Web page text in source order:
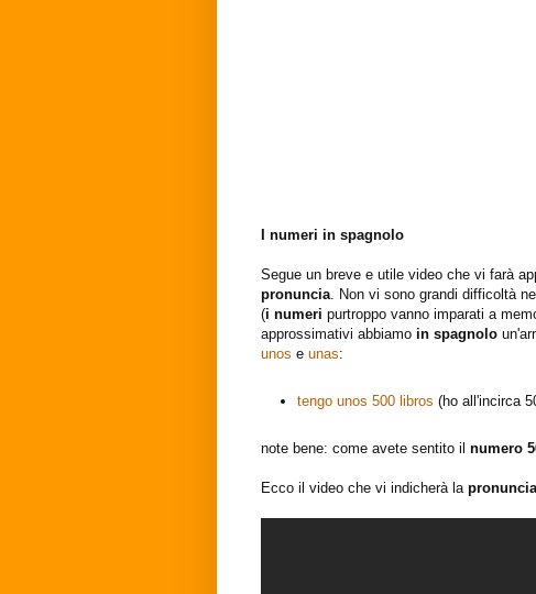
I numeri in spagnolo
Segue un breve e utile video che vi farà
pronuncia. Non vi sono grandi difficoltà
(i numeri purtroppo vanno imparati a
approssimativi abbiamo in spagnolo
unos e unas:
tengo unos 500 libros (ho all'incirca
note bene: come avete sentito il numero
Ecco il video che vi indicherà la